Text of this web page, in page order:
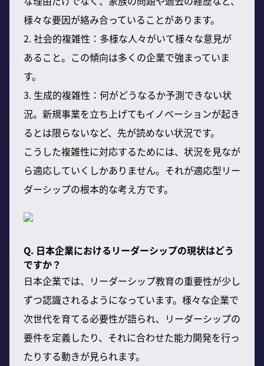
様々な要因が絡み合っていることがあります。
2. 社会的複雑性：多様な人々がいて様々な意見が
あること。この傾向は多くの企業で強まっていま
す。
3. 生成的複雑性：何がどうなるか予測できない状
況。新規事業を立ち上げてもイノベーションが起き
るとは限らないなど、先が読めない状況です。
こうした複雑性に対応するためには、状況を見なが
ら適応していくしかありません。それが適応型リー
ダーシップの根本的な考え方です。
Q. 日本企業におけるリーダーシップの現状はどう
ですか？
日本企業では、リーダーシップ教育の重要性が少し
ずつ認識されるようになっています。様々な企業で
次世代を育てる必要性が語られ、リーダーシップの
要件を定義したり、それに合わせた能力開発を行っ
たりする動きが見られます。